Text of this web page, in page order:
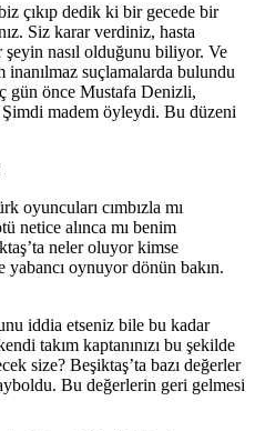
çıkıp dedik ki bir gecede bir
Siz karar verdiniz, hasta
şeyin nasıl olduğunu biliyor. Ve
suçlamalarda bulundu
gün önce Mustafa Denizli,
madem öyleydi. Bu düzeni
oyuncuları cımbızla mı
netice alınca mı benim
neler oluyor kimse
yabancı oynuyor dönün bakın.
iddia etseniz bile bu kadar
takım kaptanınızı bu şekilde
size? Beşiktaş’ta bazı değerler
Bu değerlerin geri gelmesi